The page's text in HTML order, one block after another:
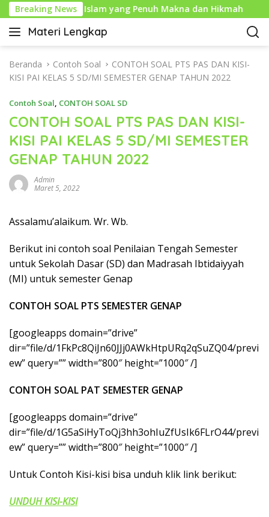
a
Breaking News
Tahun Baru Islam yang Penuh Makna dan Hikmah
Materi Lengkap
I
f
o
e
n
d
i
d
k
L
n
g
k
p
Beranda Contoh Soal
CONTOH SOAL PTS PAS DAN KISI-
KISI PAI KELAS 5 SD/MI SEMESTER GENAP TAHUN 2022
Contoh Soal, CONTOH SOAL SD
CONTOH SOAL PTS PAS DAN KISI-
KISI PAI KELAS 5 SD/MI SEMESTER
GENAP TAHUN 2022
Admin
Maret 5, 2022
Assalamu’alaikum. Wr. Wb.
Berikut ini contoh soal Penilaian Tengah Semester
untuk Sekolah Dasar (SD) dan Madrasah Ibtidaiyyah
(MI) untuk semester Genap
CONTOH SOAL PTS SEMESTER GENAP
[googleapps domain=”drive”
dir=”file/d/1FkPc8QiJn60JJj0AWkHtpURq2qSuZQ04/previ
ew” query=”” width=”800″ height=”1000″ /]
CONTOH SOAL PAT SEMESTER GENAP
[googleapps domain=”drive”
dir=”file/d/1G5aSiHyToQj3hh3ohIuZfUsIk6FLrO44/previ
ew” query=”” width=”800″ height=”1000″ /]
Untuk Contoh Kisi-kisi bisa unduh klik link berikut:
UNDUH KISI-KISI